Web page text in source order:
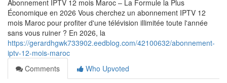
Abonnement IPTV 12 mois Maroc – La Formule la Plus
Économique en 2026 Vous cherchez un abonnement IPTV 12
mois Maroc pour profiter d'une télévision illimitée toute l'année
sans vous ruiner ? En 2026, la
https://gerardhgwk733902.eedblog.com/42100632/abonnement-
iptv-12-mois-maroc
Comments
Who Upvoted